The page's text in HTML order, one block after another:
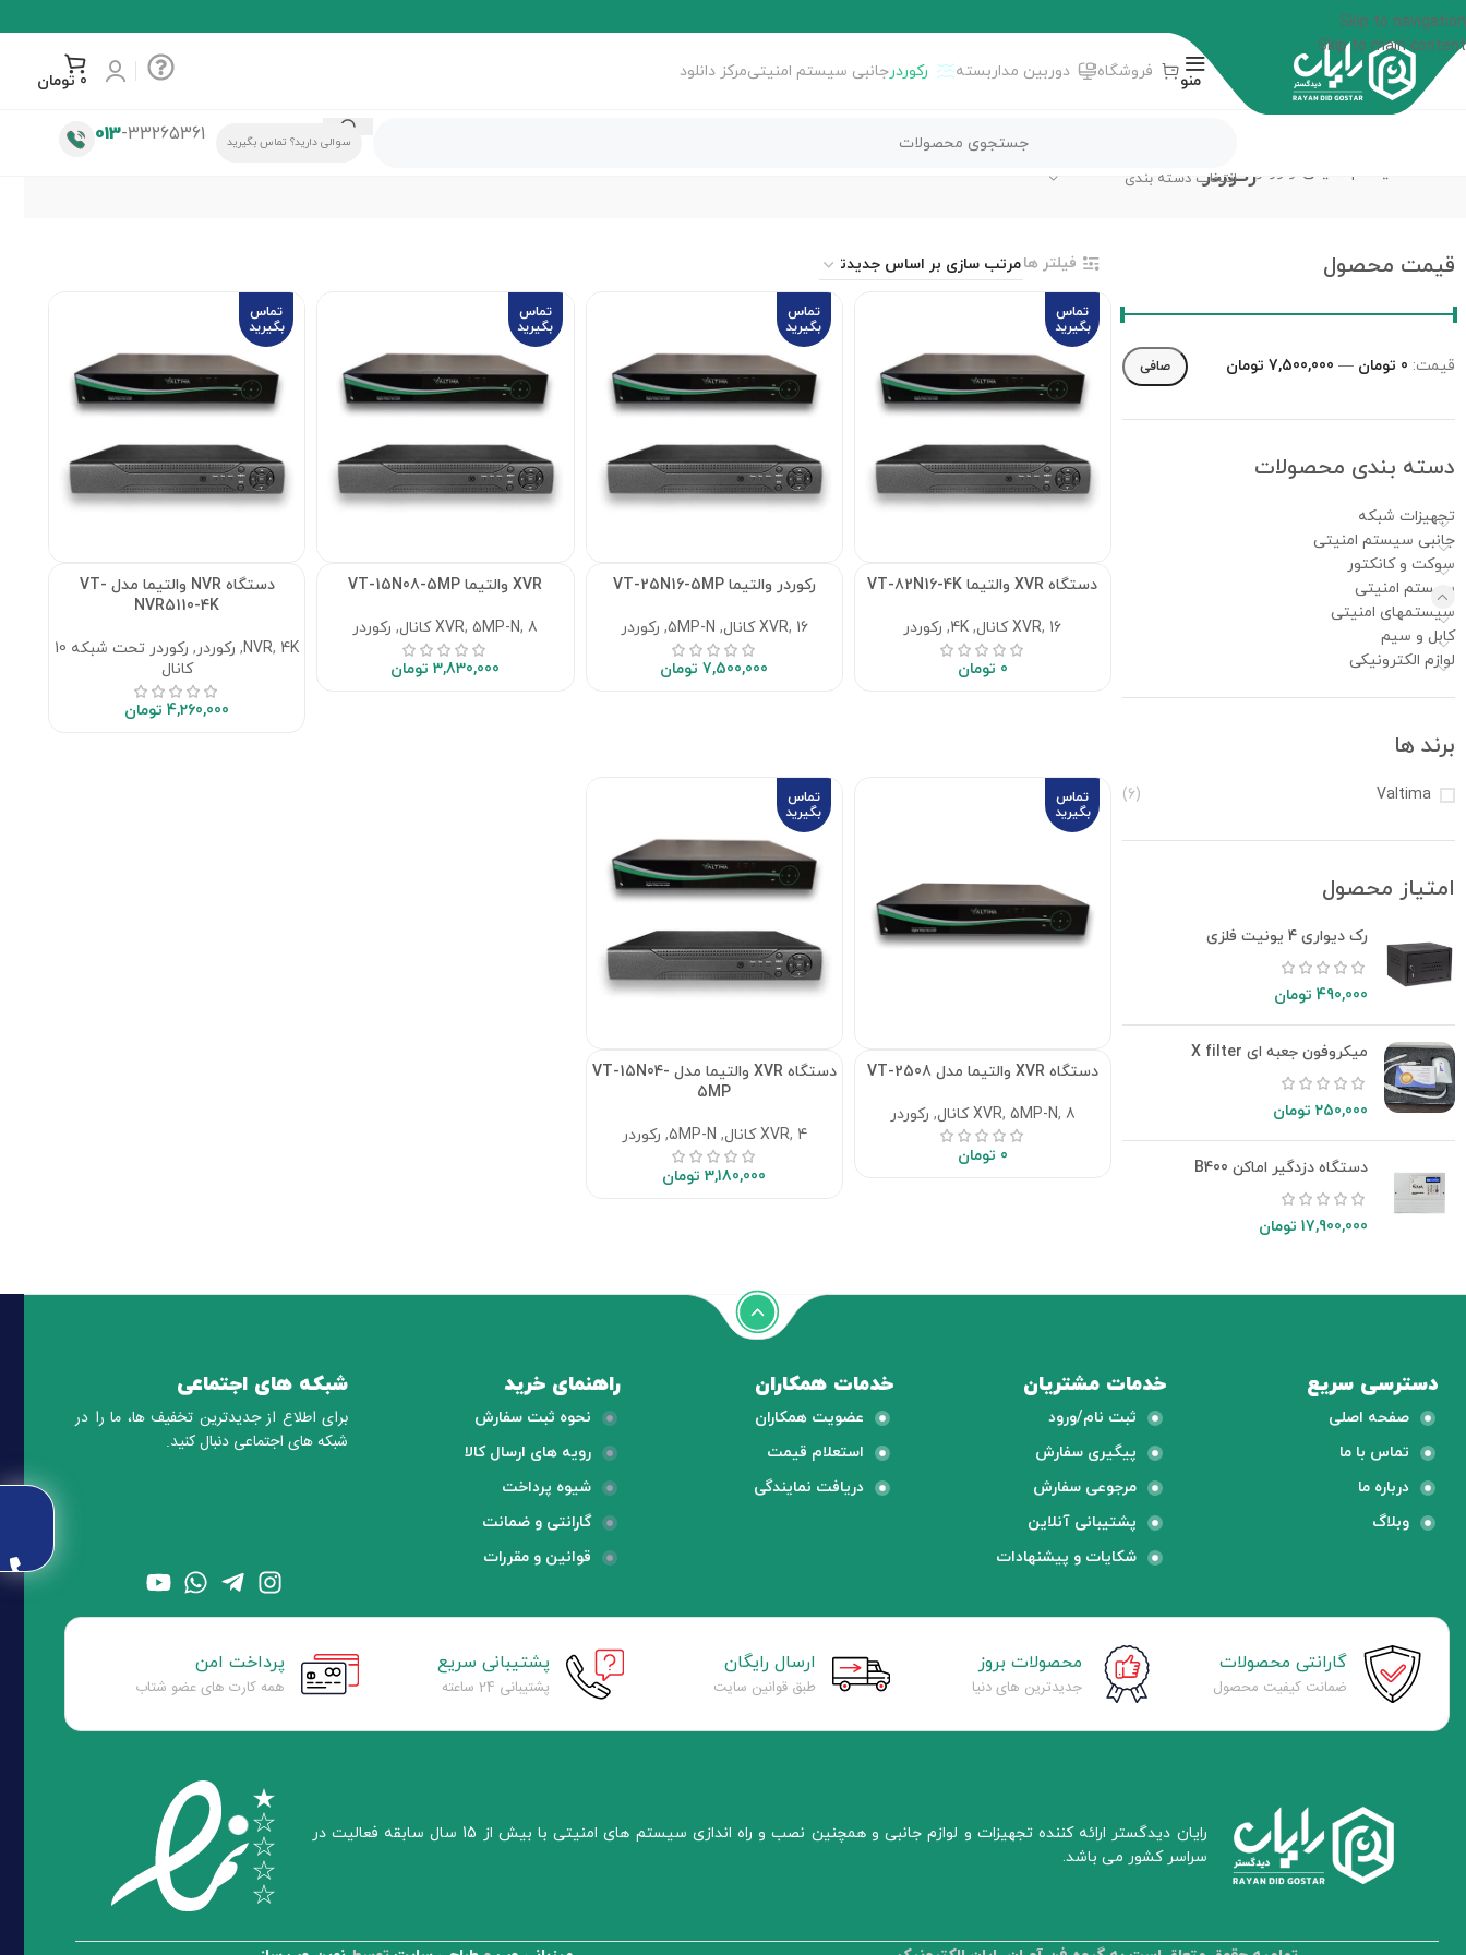
Skip to navigation
Skip to main content
منو
فروشگاه دوربین مداربسته رکوردرجانبی سیستم امنیتیمرکز دانلود 0 تومان
انتخاب دسته بندی
سوالی دارید؟ تماس بگیرید 013-33265361
سیستم امنیتی رکوردررکوردر
قیمت محصول
صافی قيمت: 0 تومان — 7,500,000 تومان
دسته‌ بندی محصولات
تجهیزات شبکه
جانبی سیستم امنیتی
سوکت و کانکتور
سیستم امنیتی
سیستمهای امنیتی
کابل و سیم
لوازم الکترونیکی
برند ها
Valtima
(6)
امتیاز محصول
رک دیواری 4 یونیت فلزی
490,000 تومان
میکروفون جعبه ای X filter
250,000 تومان
دستگاه دزدگیر اماکن B400
17,900,000 تومان
فیلتر ها
تماس
بگیرید
دستگاه XVR والتیما VT-82N16-4K
XVR, 16 کانال ,
4K
, رکوردر
0 تومان
تماس
بگیرید
رکوردر والتیما VT-25N16-5MP
XVR, 16 کانال ,
5MP-N
, رکوردر
7,500,000 تومان
تماس
بگیرید
XVR والتیما VT-15N08-5MP
XVR,5MP-N,8 کانال , رکوردر
3,830,000 تومان
تماس
بگیرید
دستگاه NVR والتیما مدل VT-
NVR5110-4K
NVR, 4K
, رکوردر,
رکوردر تحت شبکه 10
کانال
4,260,000 تومان
تماس
بگیرید
دستگاه XVR والتیما مدل VT-2508
XVR, 5MP-N, 8 کانال , رکوردر
0 تومان
تماس
بگیرید
دستگاه XVR والتیما مدل VT-15N04-
5MP
XVR, 4 کانال ,
5MP-N
, رکوردر
3,180,000 تومان
دسترسی سریع خدمات مشتریان خدمات همکاران راهنمای خرید شبکه های اجتماعی
صفحه اصلی
تماس با ما
درباره ما
وبلاگ
ثبت نام/ورود
پیگیری سفارش
مرجوعی سفارش
پشتیبانی آنلاین
شکایات و پیشنهادات
عضویت همکاران
استعلام قیمت
دریافت نمایندگی
نحوه ثبت سفارش
رویه های ارسال کالا
شیوه پرداخت
گارانتی و ضمانت
قوانین و مقررات
برای اطلاع از جدیدترین تخفیف ها، ما را در
شبکه های اجتماعی دنبال کنید.
گارانتی محصولات
ضمانت کیفیت محصول
محصولات بروز
جدیدترین های دنیا
ارسال رایگان
طبق قوانین سایت
پشتیبانی سریع
پشتیبانی 24 ساعته
پرداخت امن
همه کارت های عضو شتاب
رایان دیدگستر ارائه کننده تجهیزات و لوازم جانبی و همچنین نصب و راه اندازی سیستم های امنیتی با بیش از 15 سال سابقه فعالیت در
سراسر کشور می باشد.